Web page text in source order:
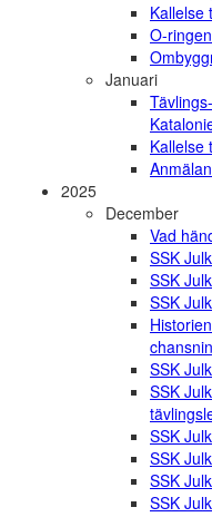
Kallelse
O-
Januari
Kallelse
2025
December
Vad
SSK
SSK
SSK
SSK
SSK
SSK
SSK
SSK
SSK